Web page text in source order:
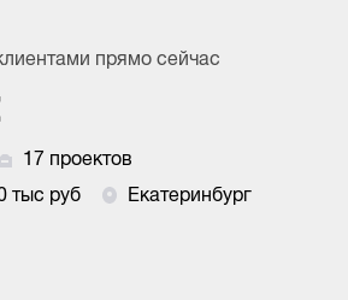
прямо сейчас
17 проектов
тыс руб
Екатеринбург